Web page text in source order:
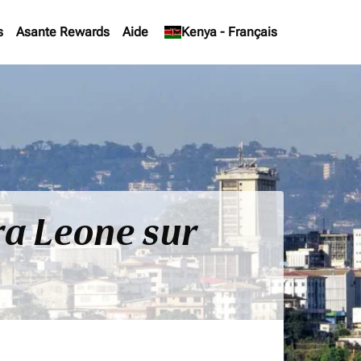
Asante Rewards Aide Kenya - Français
keyboard_arrow_down
Leone sur